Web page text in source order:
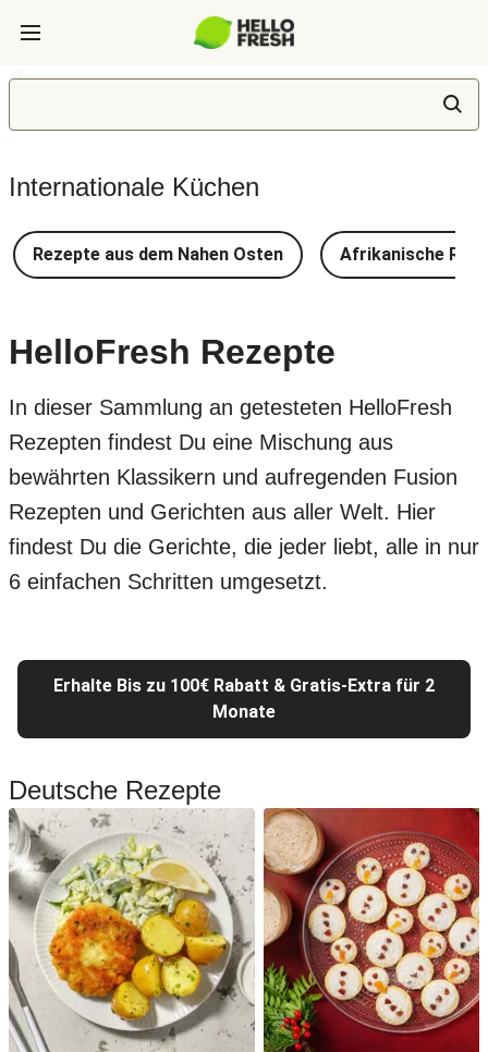
Internationale Küchen
Rezepte aus dem Nahen Osten Afrikanische
HelloFresh Rezepte
In dieser Sammlung an getesteten HelloFresh
Rezepten findest Du eine Mischung aus
bewährten Klassikern und aufregenden Fusion
Rezepten und Gerichten aus aller Welt. Hier
findest Du die Gerichte, die jeder liebt, alle in nur
6 einfachen Schritten umgesetzt.
Erhalte Bis zu 100€ Rabatt & Gratis-Extra für 2
Monate
Deutsche Rezepte